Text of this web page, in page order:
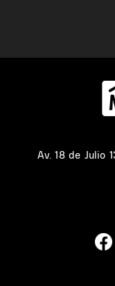
Av. 18 de Julio